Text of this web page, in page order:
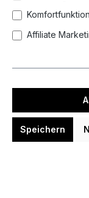
Target
Softdarts
184,68
Affiliate
Speichern